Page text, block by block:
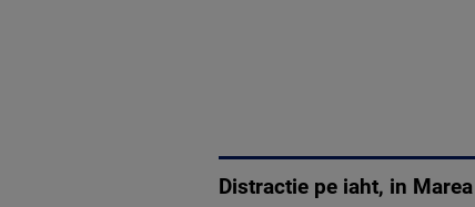
Distractie pe iaht, in